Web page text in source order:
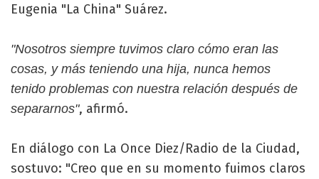
Eugenia "La China" Suárez.
"Nosotros siempre tuvimos claro cómo eran las
cosas, y más teniendo una hija, nunca hemos
tenido problemas con nuestra relación después de
separarnos", afirmó.
En diálogo con La Once Diez/Radio de la Ciudad,
sostuvo: "Creo que en su momento fuimos claros